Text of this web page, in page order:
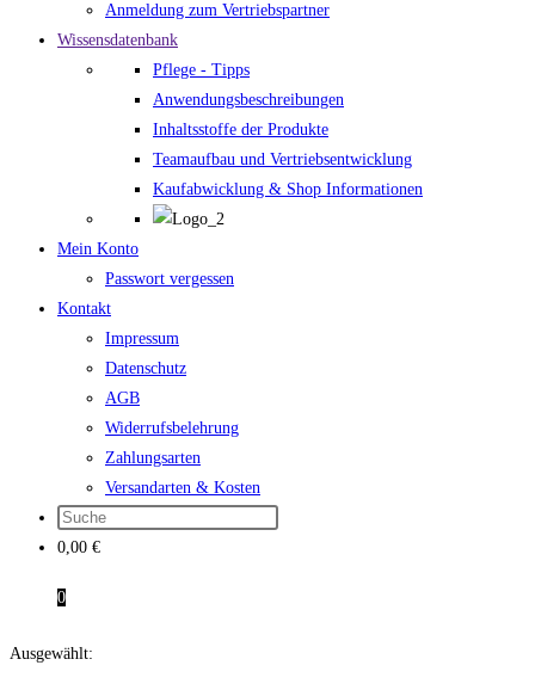
Anmeldung zum Vertriebspartner
Wissensdatenbank
Pflege - Tipps
Anwendungsbeschreibungen
Inhaltsstoffe der Produkte
Teamaufbau und Vertriebsentwicklung
Kaufabwicklung & Shop Informationen
Mein Konto
Passwort vergessen
Kontakt
Impressum
Datenschutz
AGB
Widerrufsbelehrung
Zahlungsarten
Versandarten & Kosten
0,00 €
0
Ausgewählt: